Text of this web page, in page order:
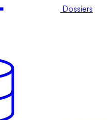
Dossiers